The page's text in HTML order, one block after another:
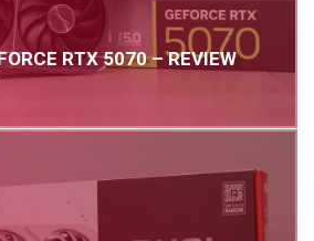
RTX 5070 – REVIEW